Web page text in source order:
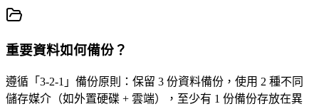
重要資料如何備份？
遵循「3-2-1」備份原則：保留 3 份資料備份，使用 2 種不同
儲存媒介（如外置硬碟 + 雲端），至少有 1 份備份存放在異